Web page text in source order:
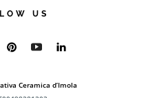
US
Ceramica d’Imola